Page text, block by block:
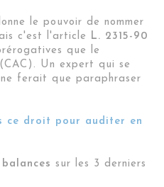
le pouvoir de nommer
c'est l'article
L. 2315-90
que le
Un expert qui se
ferait que paraphraser
ce droit pour auditer en
sur les 3 derniers